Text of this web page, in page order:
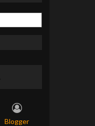
Blogger